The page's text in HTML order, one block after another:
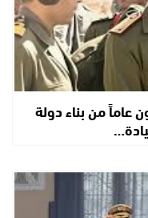
من بناء دولة